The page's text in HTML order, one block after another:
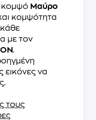
κομψό Μαύρο
κομψότητα
με τον
.
εικόνες να
τους